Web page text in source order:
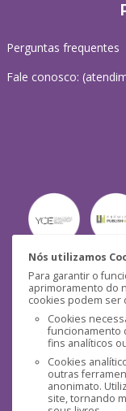
Nós utilizamos
Para garantir o
aprimoramento do
cookies podem ser
Cookies
funcionamento
fins analíticos
Cookies
outras
anonimato.
site, tornando
Perguntas frequentes
Fale conosco: (